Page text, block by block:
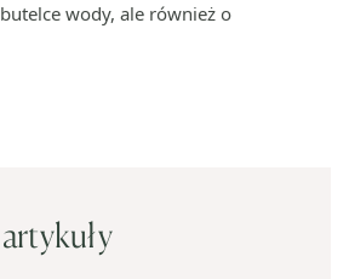
wody, ale również o